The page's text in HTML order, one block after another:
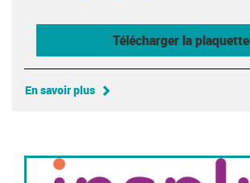
Télécharger la plaquette
En savoir plus